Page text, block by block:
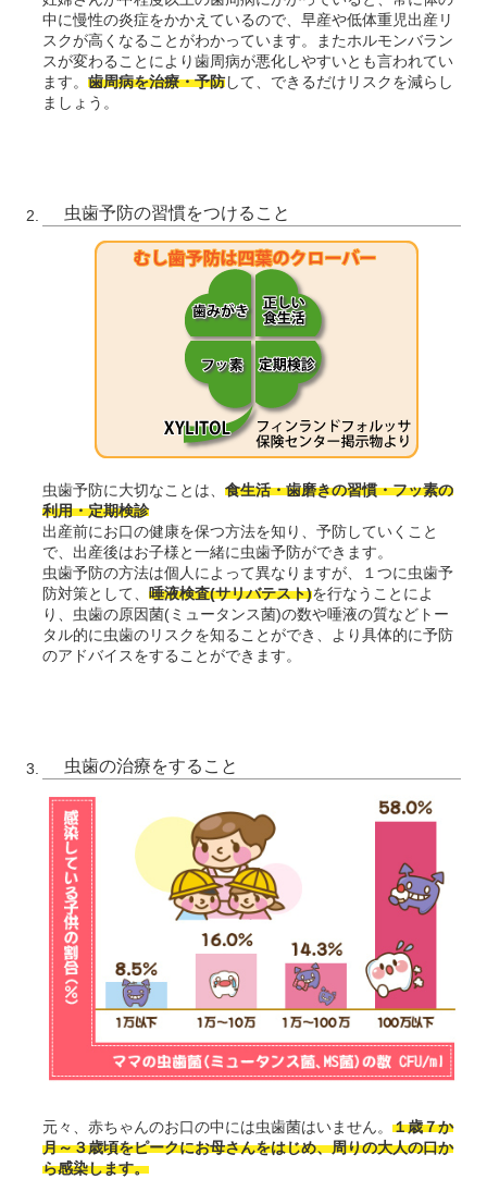
中に慢性の炎症をかかえているので、早産や低体重児出産リ
スクが高くなることがわかっています。またホルモンバラン
スが変わることにより歯周病が悪化しやすいとも言われてい
ます。 歯周病を治療・予防して、できるだけリスクを減らし
ましょう。
虫歯予防の習慣をつけること
虫歯予防に大切なことは、 食生活・歯磨きの習慣・フッ素の
利用・定期検診
出産前にお口の健康を保つ方法を知り、予防していくこと
で、出産後はお子様と一緒に虫歯予防ができます。
虫歯予防の方法は個人によって異なりますが、１つに虫歯予
防対策として、 唾液検査(サリバテスト)を行なうことによ
り、虫歯の原因菌(ミュータンス菌)の数や唾液の質などトー
タル的に虫歯のリスクを知ることができ、より具体的に予防
のアドバイスをすることができます。
虫歯の治療をすること
元々、赤ちゃんのお口の中には虫歯菌はいません。 １歳７か
月～３歳頃をピークにお母さんをはじめ、周りの大人の口か
ら感染します。